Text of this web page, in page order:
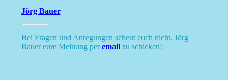
Jörg Bauer
Bei Fragen und Anregungen scheut euch nicht, Jörg
Bauer eure Meinung peremailzu schicken!